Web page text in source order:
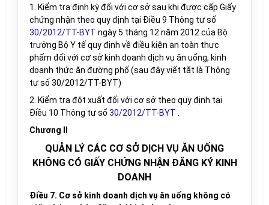
1. Kiểm tra định kỳ đối với cơ sở sau khi được cấp Giấy
chứng nhận theo quy định tại Điều 9 Thông tư số
30/2012/TT-BYT ngày 5 tháng 12 năm 2012 của Bộ
trưởng Bộ Y tế quy định về điều kiện an toàn thực
phẩm đối với cơ sở kinh doanh dịch vụ ăn uống, kinh
doanh thức ăn đường phố (sau đây viết tắt là Thông
tư số 30/2012/TT-BYT)
2. Kiểm tra đột xuất đối với cơ sở theo quy định tại
Điều 10 Thông tư số 30/2012/TT-BYT
Chương II
QUẢN LÝ CÁC CƠ SỞ DỊCH VỤ ĂN UỐNG
KHÔNG CÓ GIẤY CHỨNG NHẬN ĐĂNG KÝ KINH
DOANH
Điều 7. Cơ sở kinh doanh dịch vụ ăn uống không có